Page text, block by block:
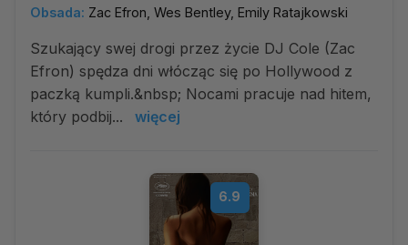
Obsada: Zac Efron, Wes Bentley, Emily Ratajkowski
Szukający swej drogi przez życie DJ Cole (Zac
Efron) spędza dni włócząc się po Hollywood z
paczką kumpli.&nbsp; Nocami pracuje nad hitem,
który podbij...
więcej
6.9